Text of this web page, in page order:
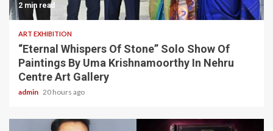
2 min read
ART EXHIBITION
“Eternal Whispers Of Stone” Solo Show Of
Paintings By Uma Krishnamoorthy In Nehru
Centre Art Gallery
admin 20 hours ago